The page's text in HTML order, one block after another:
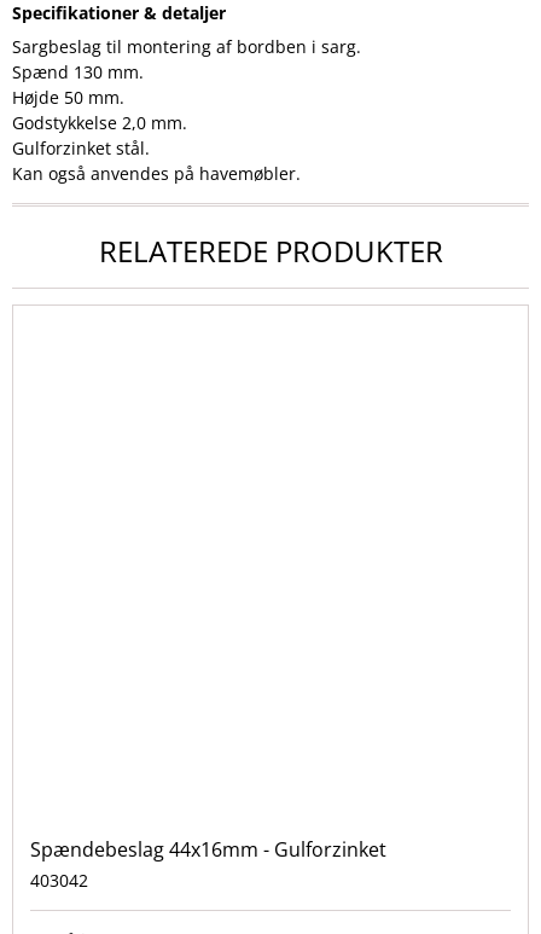
Specifikationer & detaljer
Sargbeslag til montering af bordben i sarg.
Spænd 130 mm.
Højde 50 mm.
Godstykkelse 2,0 mm.
Gulforzinket stål.
Kan også anvendes på havemøbler.
RELATEREDE PRODUKTER
Spændebeslag 44x16mm - Gulforzinket
403042